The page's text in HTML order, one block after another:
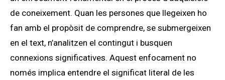
de coneixement. Quan les persones que llegeixen ho
fan amb el propòsit de comprendre, se submergeixen
en el text, n’analitzen el contingut i busquen
connexions significatives. Aquest enfocament no
només implica entendre el significat literal de les